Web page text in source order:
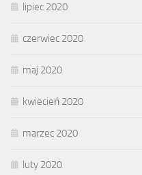
lipiec 2020
czerwiec 2020
maj 2020
kwiecień 2020
marzec 2020
luty 2020